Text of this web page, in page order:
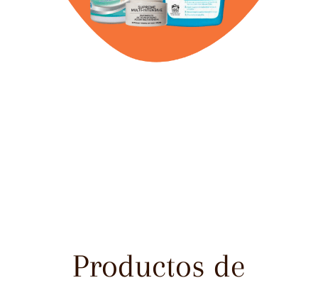
Productos de